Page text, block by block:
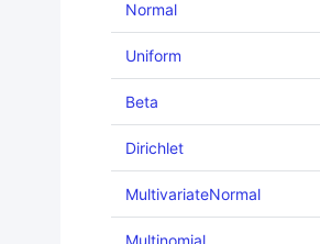
Normal
Uniform
Beta
Dirichlet
MultivariateNormal
Multinomial